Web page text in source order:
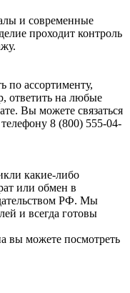
и современные
проходит контроль
по ассортименту,
ответить на любые
Вы можете связаться
8 (800) 555-04-
какие-либо
или обмен в
РФ. Мы
и всегда готовы
вы можете посмотреть